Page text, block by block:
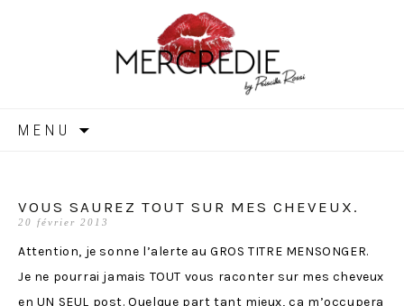
MERCREDIE
MENU
VOUS SAUREZ TOUT SUR MES CHEVEUX.
20 février 2013
Attention, je sonne l’alerte au GROS TITRE MENSONGER.
Je ne pourrai jamais TOUT vous raconter sur mes cheveux
en UN SEUL post. Quelque part tant mieux, ça m’occupera